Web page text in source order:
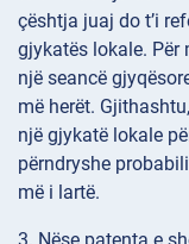
çështja juaj do t’i
gjykatës lokale. Për
një seancë
më herët.
një gjykatë lokale
përndryshe
më i lartë.